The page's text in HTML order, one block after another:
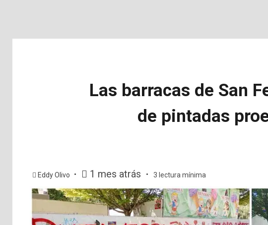
Las barracas de San
de pintadas
Eddy Olivo 1 mes atrás 3 lectura mínima